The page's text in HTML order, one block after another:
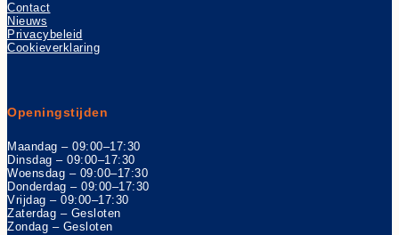
Contact
Nieuws
Privacybeleid
Cookieverklaring
Openingstijden
Maandag – 09:00–17:30
Dinsdag – 09:00–17:30
Woensdag – 09:00–17:30
Donderdag – 09:00–17:30
Vrijdag – 09:00–17:30
Zaterdag – Gesloten
Zondag – Gesloten